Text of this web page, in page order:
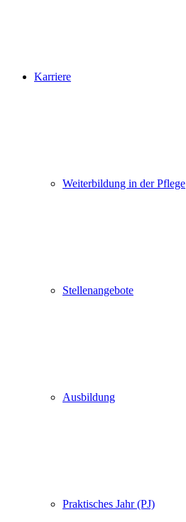
Karriere
Weiterbildung in der Pflege
Stellenangebote
Ausbildung
Praktisches Jahr (PJ)